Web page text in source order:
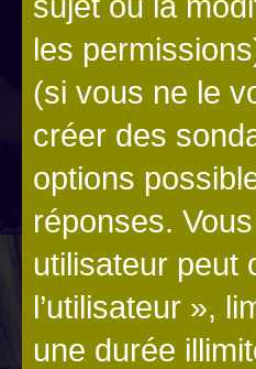
les
(si vous ne le
créer des
options
réponses.
utilisateur peut
l’utilisateur »,
une durée